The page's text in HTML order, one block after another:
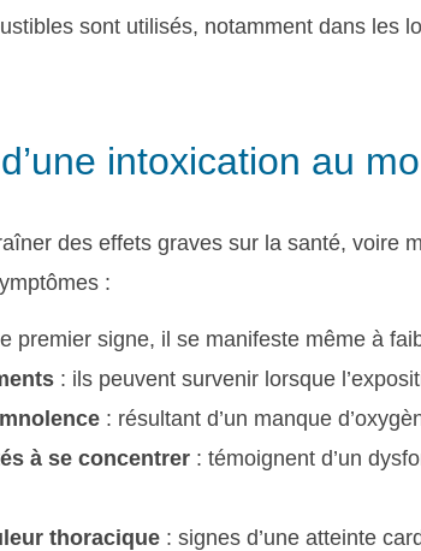
sont utilisés, notamment dans les
intoxication au
des effets graves sur la santé, voire
:
premier signe, il se manifeste même à
: ils peuvent survenir lorsque
: résultant d’un manque
à se concentrer : témoignent d’un
thoracique : signes d’une atteinte